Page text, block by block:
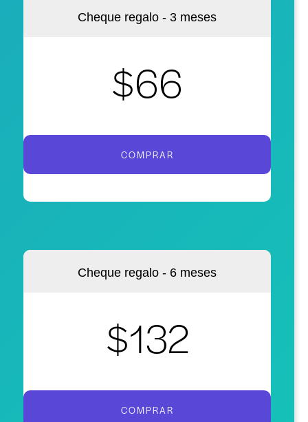
Cheque regalo - 3 meses
$66
COMPRAR
Cheque regalo - 6 meses
$132
COMPRAR